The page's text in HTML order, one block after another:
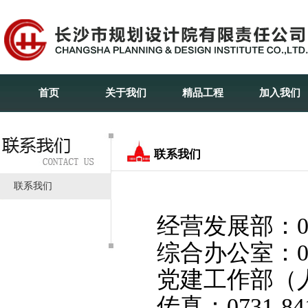
首页 关于我们 精品工程 加入我们
联系我们
联系我们
经营发展部：
综合办公室：
党建工作部（